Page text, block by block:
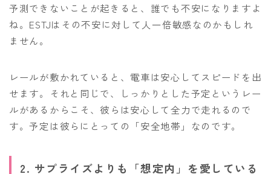
予測できないことが起きると、誰でも不安になりますよ
ね。ESTJはその不安に対して人一倍敏感なのかもしれ
ません。
レールが敷かれていると、電車は安心してスピードを出
せます。それと同じで、しっかりとした予定というレー
ルがあるからこそ、彼らは安心して全力で走れるので
す。予定は彼らにとっての「安全地帯」なのです。
2. サプライズよりも「想定内」を愛している